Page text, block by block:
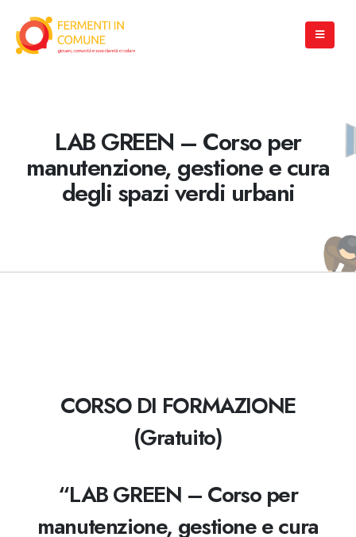
LAB GREEN – Corso per
manutenzione, gestione e cura
degli spazi verdi urbani
CORSO DI FORMAZIONE
(Gratuito)
“LAB GREEN – Corso per
manutenzione, gestione e cura